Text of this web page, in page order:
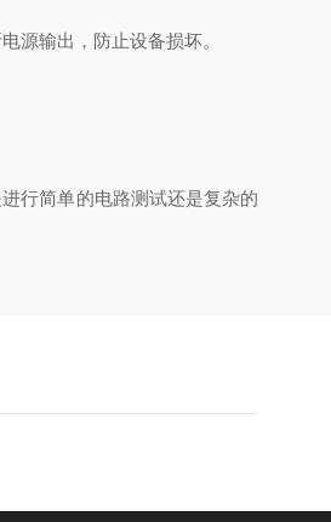
源输出，防止设备损坏。
行简单的电路测试还是复杂的